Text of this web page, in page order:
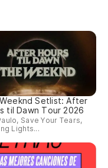
Setlist: After
til Dawn Tour 2026
Save Your Tears,
Lights...